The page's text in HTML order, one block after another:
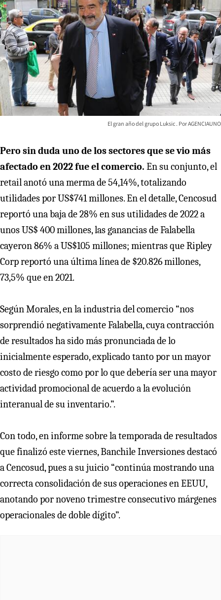
El gran año del grupo Luksic AGENCIAUNO
Pero sin duda uno de los sectores que se vio más
afectado en 2022 fue el comercio. En su conjunto, el
retail anotó una merma de 54,14%, totalizando
utilidades por US$741 millones. En el detalle, Cencosud
reportó una baja de 28% en sus utilidades de 2022 a
unos US$ 400 millones, las ganancias de Falabella
cayeron 86% a US$105 millones; mientras que Ripley
Corp reportó una última línea de $20.826 millones,
73,5% que en 2021.
Según Morales, en la industria del comercio “nos
sorprendió negativamente Falabella, cuya contracción
de resultados ha sido más pronunciada de lo
inicialmente esperado, explicado tanto por un mayor
costo de riesgo como por lo que debería ser una mayor
actividad promocional de acuerdo a la evolución
interanual de su inventario.”.
Con todo, en informe sobre la temporada de resultados
que finalizó este viernes, Banchile Inversiones destacó
a Cencosud, pues a su juicio “continúa mostrando una
correcta consolidación de sus operaciones en EEUU,
anotando por noveno trimestre consecutivo márgenes
operacionales de doble dígito”.